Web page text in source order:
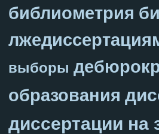
библиометрия
выборы
образования
диссертации на